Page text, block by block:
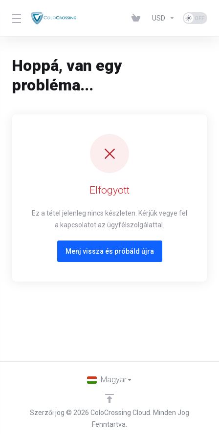
USD
Hoppá, van egy
probléma...
Elfogyott
Ez a tétel jelenleg nincs készleten. Kérjük vegye fel
a kapcsolatot az ügyfélszolgálattal.
Menj vissza és próbáld újra
Szerzői jog © 2026 ColoCrossing Cloud. Minden Jog
Fenntartva.
Magyar